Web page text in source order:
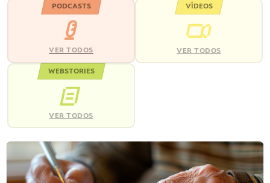
PODCASTS
VER TODOS
VÍDEOS
VER TODOS
WEBSTORIES
VER TODOS